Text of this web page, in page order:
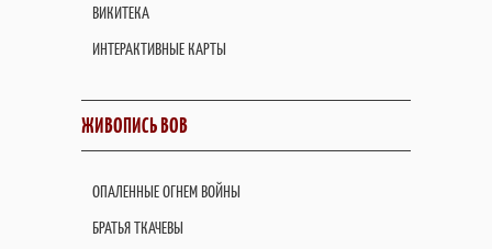
ВИКИТЕКА
ИНТЕРАКТИВНЫЕ КАРТЫ
ЖИВОПИСЬ ВОВ
ОПАЛЕННЫЕ ОГНЕМ ВОЙНЫ
БРАТЬЯ ТКАЧЕВЫ